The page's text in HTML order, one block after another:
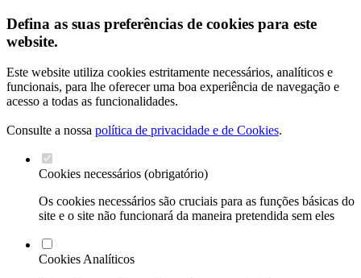
Defina as suas preferências de cookies para este
website.
Este website utiliza cookies estritamente necessários, analíticos e
funcionais, para lhe oferecer uma boa experiência de navegação e
acesso a todas as funcionalidades.
Consulte a nossa política de privacidade e de Cookies.
Cookies necessários (obrigatório)
Os cookies necessários são cruciais para as funções básicas do
site e o site não funcionará da maneira pretendida sem eles
Cookies Analíticos